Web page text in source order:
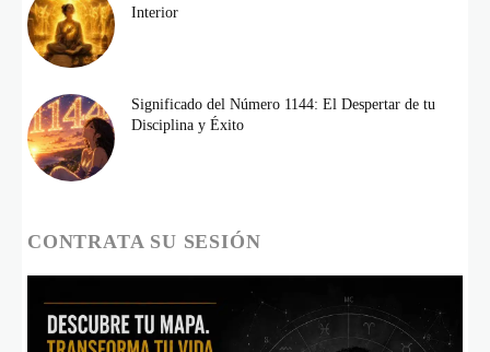
Interior
Significado del Número 1144: El Despertar de tu
Disciplina y Éxito
CONTRATA SU SESIÓN